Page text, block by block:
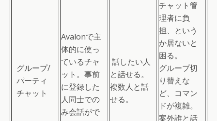
グループ/
パーティ
チャット
Avalonで主
体的に使っ
ているチャ
ット。事前
に登録した
人同士での
み会話がで
話したい人
と話せる。
複数人と話
せる。
チャット管
理者に負
担、という
か居ないと
困る。
グループ切
り替えな
ど、コマン
ドが複雑。
案外誰と話